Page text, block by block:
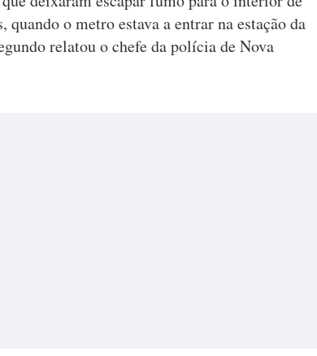
quando o metro estava a entrar na estação da
relatou o chefe da polícia de Nova